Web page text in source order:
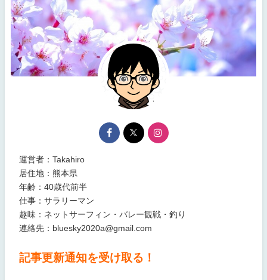
運営者：Takahiro
居住地：熊本県
年齢：40歳代前半
仕事：サラリーマン
趣味：ネットサーフィン・バレー観戦・釣り
連絡先：bluesky2020a@gmail.com
記事更新通知を受け取る！